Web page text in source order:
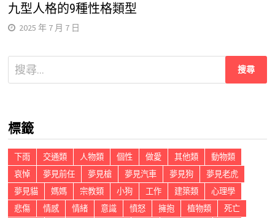
九型人格的9種性格類型
2025 年 7 月 7 日
搜
尋
字:
標籤
下雨 交通類 人物類 個性 做愛 其他類
動物類
哀悼
夢見前任 夢見槍 夢見汽車 夢見狗
夢見老虎
夢見貓
媽媽 宗教類 小狗 工作 建築類
心理學
悲傷
情感 情緒 意識 憤怒 擁抱 植物類
死亡